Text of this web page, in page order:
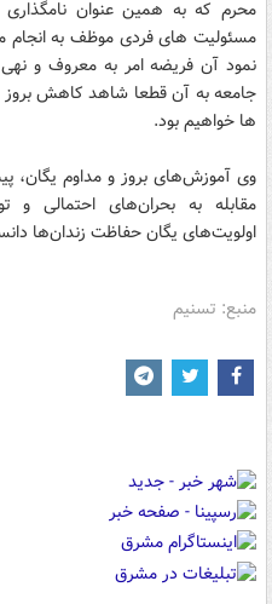
محرم که به همین عنوان
مسئولیت های فردی موظف به انجام
نمود آن فریضه امر به معروف و
جامعه به آن قطعا شاهد کاهش
ها خواهیم بود.
وی آموزش‌های بروز و مداوم یگان،
مقابله به بحران‌های احتمالی و
اولویت‌های یگان حفاظت زندان‌ها
منبع: تسنیم